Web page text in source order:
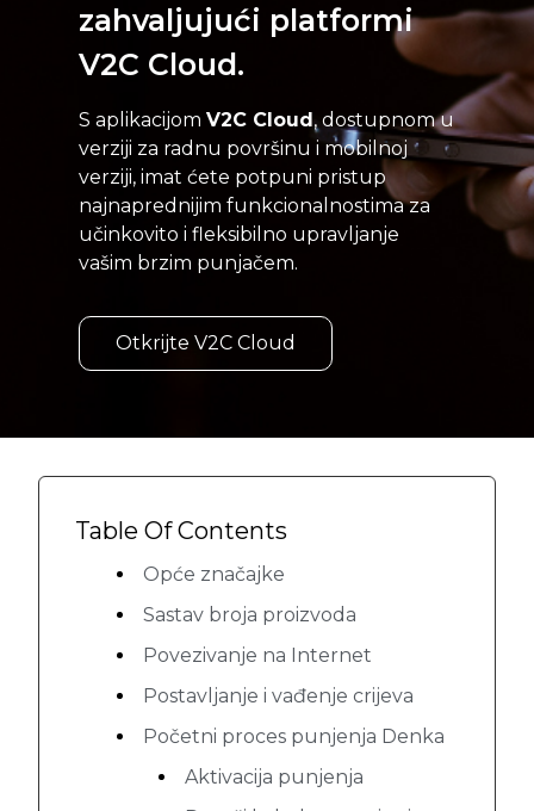
zahvaljujući platformi
V2C Cloud.
S aplikacijom V2C Cloud, dostupnom u
verziji za radnu površinu i mobilnoj
verziji, imat ćete potpuni pristup
najnaprednijim funkcionalnostima za
učinkovito i fleksibilno upravljanje
vašim brzim punjačem.
Otkrijte V2C Cloud
Table Of Contents
Opće značajke
Sastav broja proizvoda
Povezivanje na Internet
Postavljanje i vađenje crijeva
Početni proces punjenja Denka
Aktivacija punjenja